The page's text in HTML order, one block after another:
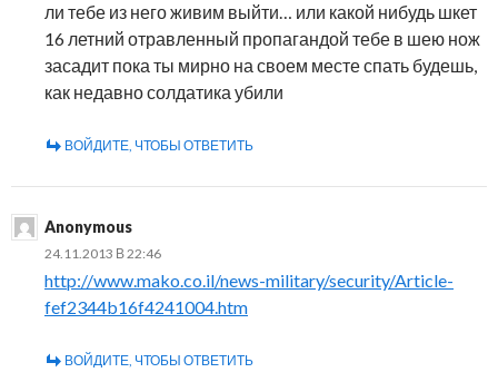
ли тебе из него живим выйти… или какой нибудь шкет
16 летний отравленный пропагандой тебе в шею нож
засадит пока ты мирно на своем месте спать будешь,
как недавно солдатика убили
ВОЙДИТЕ, ЧТОБЫ ОТВЕТИТЬ
Anonymous
24.11.2013 В 22:46
http://www.mako.co.il/news-military/security/Article-
fef2344b16f4241004.htm
ВОЙДИТЕ, ЧТОБЫ ОТВЕТИТЬ